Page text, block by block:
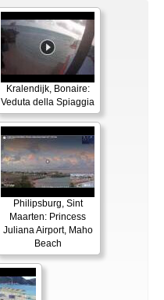
Kralendijk, Bonaire:
Veduta della Spiaggia
Philipsburg, Sint
Maarten: Princess
Juliana Airport, Maho
Beach